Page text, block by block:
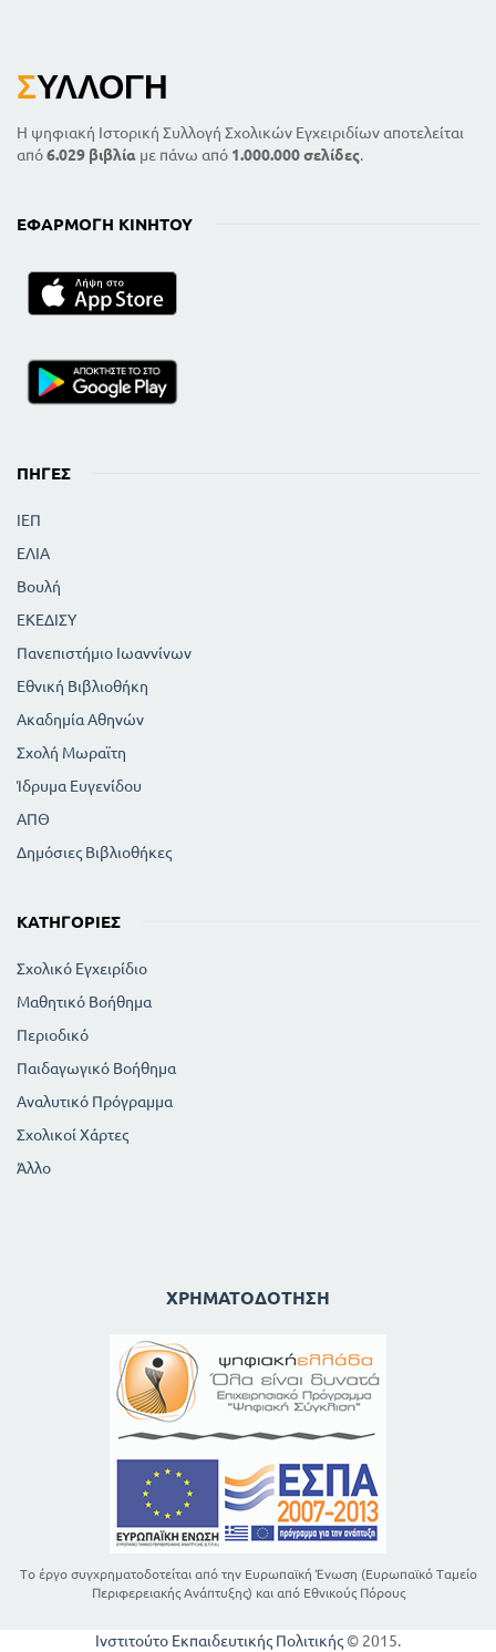
ΣΥΛΛΟΓΉ
Η ψηφιακή Ιστορική Συλλογή Σχολικών Εγχειριδίων αποτελείται
από6.029 βιβλία με πάνω από 1.000.000 σελίδες.
ΕΦΑΡΜΟΓΉ ΚΙΝΗΤΟΎ
ΠΗΓΈΣ
ΙΕΠ
ΕΛΙΑ
Βουλή
ΕΚΕΔΙΣΥ
Πανεπιστήμιο Ιωαννίνων
Εθνική Βιβλιοθήκη
Ακαδημία Αθηνών
Σχολή Μωραϊτη
Ίδρυμα Ευγενίδου
ΑΠΘ
Δημόσιες Βιβλιοθήκες
ΚΑΤΗΓΟΡΊΕΣ
Σχολικό Εγχειρίδιο
Μαθητικό Βοήθημα
Περιοδικό
Παιδαγωγικό Βοήθημα
Αναλυτικό Πρόγραμμα
Σχολικοί Χάρτες
Άλλο
ΧΡΗΜΑΤΟΔΌΤΗΣΗ
Το έργο συγχρηματοδοτείται από την Ευρωπαϊκή Ένωση (Ευρωπαϊκό Ταμείο
Περιφερειακής Ανάπτυξης) και από Εθνικούς Πόρους
Ινστιτούτο Εκπαιδευτικής Πολιτικής © 2015.